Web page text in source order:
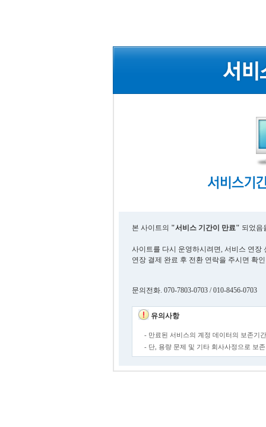
본 사이트의 "서비스 기간이 만료" 되었음
사이트를 다시 운영하시려면, 서비스 연장
연장 결제 완료 후 전환 연락을 주시면 확
문의전화. 070-7803-0703 / 010-8456-0703
유의사항
- 만료된 서비스의 계정 데이터의 보존기
- 단, 용량 문제 및 기타 회사사정으로 보